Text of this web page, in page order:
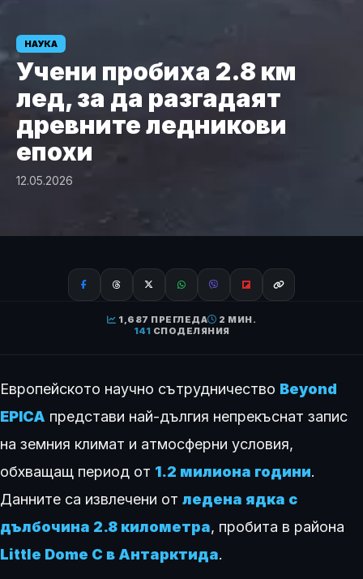
НАУКА
Учени пробиха 2.8 км
лед, за да разгадаят
древните ледникови
епохи
12.05.2026
1,687 ПРЕГЛЕДА
2 МИН.
141 СПОДЕЛЯНИЯ
Европейското научно сътрудничество Beyond
EPICA представи най-дългия непрекъснат запис
на земния климат и атмосферни условия,
обхващащ период от 1.2 милиона години.
Данните са извлечени от ледена ядка с
дълбочина 2.8 километра, пробита в района
Little Dome C в Антарктида.